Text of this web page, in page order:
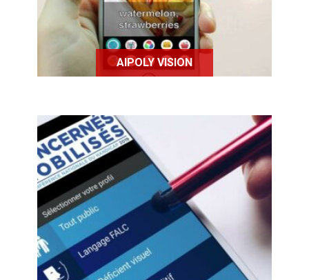
AIPOLY VISION
Audiospot est une application
gratuite proposant l’accessibilité
universelle à tous les profils
d’usagers : Handicap visuel, auditif,
moteur, mental, séniors, enfants, ...
et toutes les langues sans limitation
!